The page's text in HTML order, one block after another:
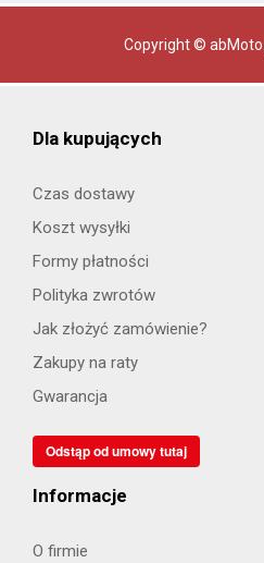
Copyright ©
Dla kupujących
Czas dostawy
Koszt wysyłki
Formy płatności
Polityka zwrotów
Jak złożyć zamówienie?
Zakupy na raty
Gwarancja
Odstąp od umowy tutaj
Informacje
O firmie